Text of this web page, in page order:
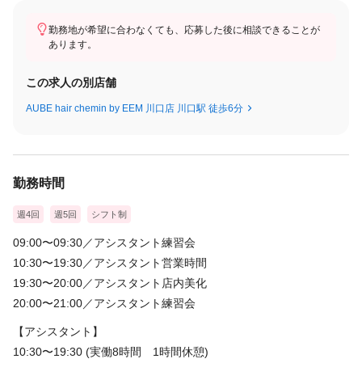
スタイリスト昇給＝基本給25万or歩合フリー30%指名40%〜60％
の正社員スタイリストに変動。
入社〜ジュニアスタイリスト終了まで給料と別途交通費＋住宅手
当2万円あり。
月給22万円～＋手当・社保完備/ 住宅手当2万円あり。
◇週休二日・1日8時間・残業一切なし
月給20万円～＋手当・社保完備 住宅手当2万円あり。
［能力給その他］
＊交通費は月1.5万円まで支給
＊スタイリスト昇格後は歩合＆店販手当
勤務地が希望に合わなくても、応募した後に相談できることが
あります。
この求人の別店舗
AUBE hair chemin by EEM 川口店 川口駅 徒歩6分
勤務時間
週4回 週5回 シフト制
09:00〜09:30／アシスタント練習会
10:30〜19:30／アシスタント営業時間
19:30〜20:00／アシスタント店内美化
20:00〜21:00／アシスタント練習会
【アシスタント】
10:30〜19:30 (実働8時間 1時間休憩)